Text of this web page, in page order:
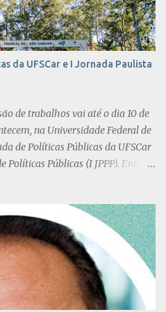
da UFSCar e I Jornada Paulista
de trabalhos vai até o dia 10 de
na Universidade Federal de
de Políticas Públicas da UFSCar
Políticas Públicas (I JPPP). Entre
interesses, instituições, metas e
implementação. As discussões
Estado e da universidade em
como o aprofundamento da
e da justiça por meio das
das brasileiras. O evento tem